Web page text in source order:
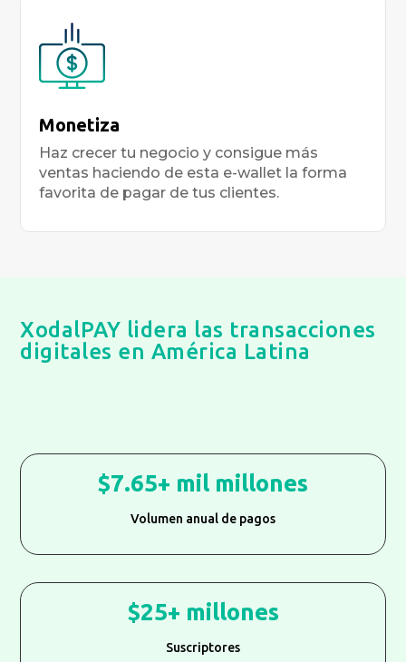
Monetiza
Haz crecer tu negocio y consigue más
ventas haciendo de esta e-wallet la forma
favorita de pagar de tus clientes.
XodalPAY lidera las transacciones
digitales en América Latina
7.65+ mil millones
Volumen anual de pagos
25+ millones
Suscriptores